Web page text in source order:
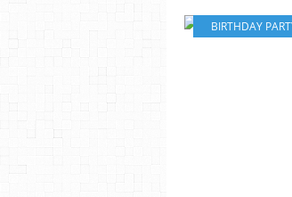
BIRTHDAY